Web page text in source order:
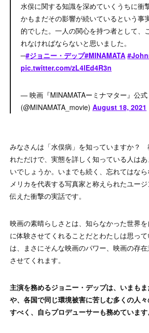
水俣に関する知識を深めていくうちに衝
かもまだその影響が続いているという事
的でした。一人の関心を持つ者として、
れなければならないと思いました。
─#ジョニー・デップ#MINAMATA
pic.twitter.com/zL4lEd4R3n
— 映画『MINAMATAーミナマター』公式
(@MINAMATA_movie) August 18, 2021
みなさんは「水俣病」を知っていますか？
れただけで、実態を詳しく知っている人は
いでしょうか。いまでも続く、忘れてはな
メリカを代表する写真家と称えられたユー
伝えた衝撃の実話です。
映画の素晴らしさとは、知らなかった世界
に体験させてくれることだとわたしは思っ
は、まさにそんな映画のパワー、映画の存
させてくれます。
主演を務めるジョニー・デップは、いまも
や、各国で同じ環境被害に苦しむ多くの人
すべく、自らプロデューサーも務めています